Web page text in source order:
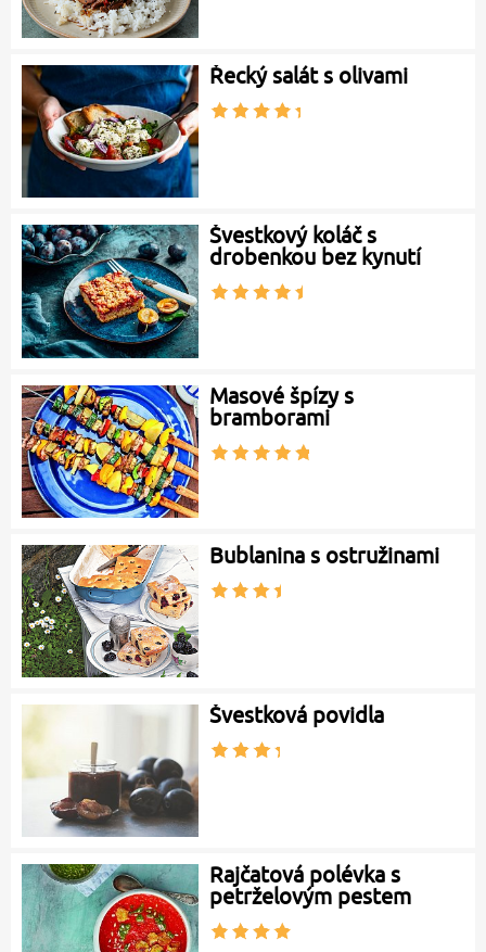
Řecký salát s olivami
Švestkový koláč s
drobenkou bez kynutí
Masové špízy s
bramborami
Bublanina s ostružinami
Švestková povidla
Rajčatová polévka s
petrželovým pestem